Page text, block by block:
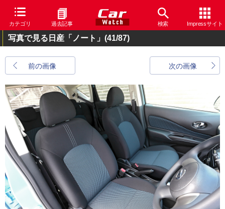
カテゴリ 過去記事 検索 Impressサイト
写真で見る日産「ノート」 (41/87)
前の画像 次の画像